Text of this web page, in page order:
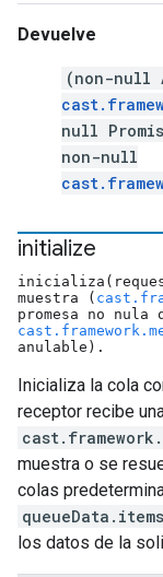
Devuelve
(non-null
null
non-null
initialize
muestra (
promesa no nula
anulable).
Inicializa la cola
receptor recibe
muestra o se
colas
queueData.items
los datos de la